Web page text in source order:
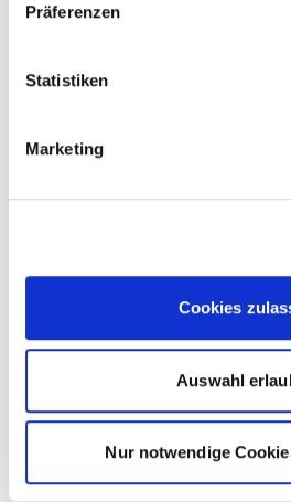
Präferenzen
Statistiken
Marketing
Cookies
Auswahl
Nur notwendige